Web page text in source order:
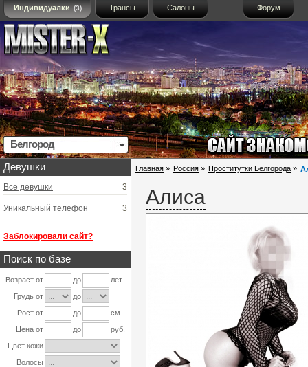
Индивидуалки (3) Трансы Салоны Форум
Белгород
Девушки
Все девушки 3
Уникальный телефон 3
Заблокировали сайт?
Поиск по базе
Возраст от до
лет
Грудь от
до
Рост от
до
см
Цена от
до
руб.
Цвет кожи
Волосы
Главная » Россия » Проститутки Белгорода »
Алиса